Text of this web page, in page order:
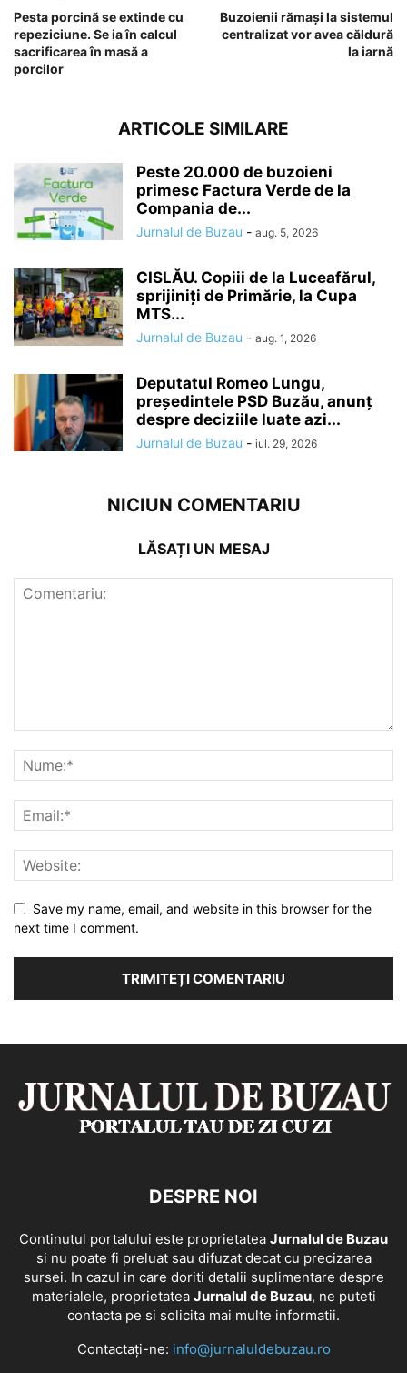
Pesta porcină se extinde cu
repeziciune. Se ia în calcul
sacrificarea în masă a
porcilor
Buzoienii rămaşi la sistemul
centralizat vor avea căldură
la iarnă
ARTICOLE SIMILARE
Peste 20.000 de buzoieni
primesc Factura Verde de la
Compania de...
Jurnalul de Buzau - aug. 5, 2026
CISLĂU. Copiii de la Luceafărul,
sprijiniți de Primărie, la Cupa
MTS...
Jurnalul de Buzau - aug. 1, 2026
Deputatul Romeo Lungu,
președintele PSD Buzău, anunț
despre deciziile luate azi...
Jurnalul de Buzau - iul. 29, 2026
NICIUN COMENTARIU
LĂSAȚI UN MESAJ
Save my name, email, and website in this browser for the
next time I comment.
DESPRE NOI
Continutul portalului este proprietatea Jurnalul de Buzau
si nu poate fi preluat sau difuzat decat cu precizarea
sursei. In cazul in care doriti detalii suplimentare despre
materialele, proprietatea Jurnalul de Buzau, ne puteti
contacta pe si solicita mai multe informatii.
Contactați-ne: info@jurnaluldebuzau.ro